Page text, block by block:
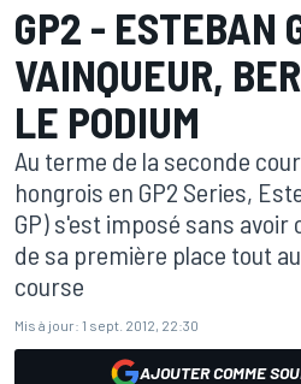
GP2 - ESTEBAN
VAINQUEUR,
LE PODIUM
Au terme de la seconde
hongrois en GP2 Series,
GP) s'est imposé sans avoir
de sa première place tout
course
Mis à jour: 1 sept. 2012, 22:30
AJOUTER COMME